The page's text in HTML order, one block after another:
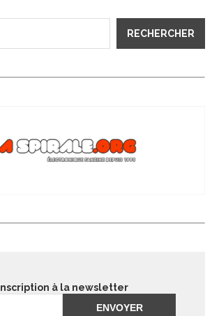
RECHERCHER
Inscription à la newsletter